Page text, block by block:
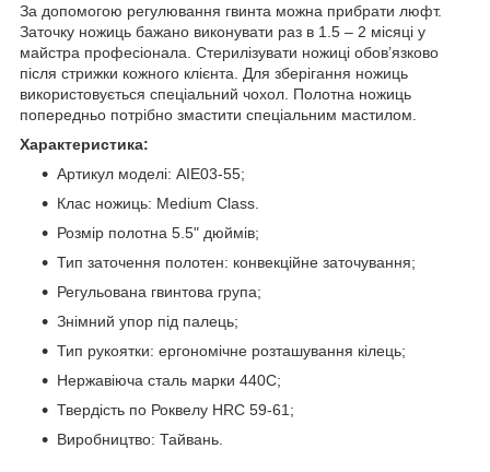
За допомогою регулювання гвинта можна прибрати люфт.
Заточку ножиць бажано виконувати раз в 1.5 – 2 місяці у
майстра професіонала. Стерилізувати ножиці обов’язково
після стрижки кожного клієнта. Для зберігання ножиць
використовується спеціальний чохол. Полотна ножиць
попередньо потрібно змастити спеціальним мастилом.
Характеристика:
Артикул моделі: AIE03-55;
Клас ножиць: Medium Class.
Розмір полотна 5.5" дюймів;
Тип заточення полотен: конвекційне заточування;
Регульована гвинтова група;
Знімний упор під палець;
Тип рукоятки: ергономічне розташування кілець;
Нержавіюча сталь марки 440С;
Твердість по Роквелу HRC 59-61;
Виробництво: Тайвань.